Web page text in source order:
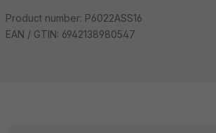
Product number: P6022ASS16
EAN / GTIN: 6942138980547